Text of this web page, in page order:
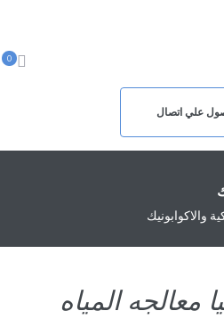
0
علي اتصال
والاكوابونيك
معالجه المياه